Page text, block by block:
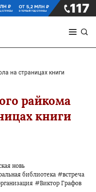
на страницах книги
райкома
книги
новь
библиотека #встреча
#Виктор Графов